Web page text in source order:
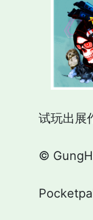
试玩出展
©